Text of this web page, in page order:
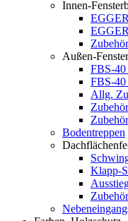
Innen-
Zubehör
Außen-
FBS-
FBS-
Allg.
Bodentreppen
Klapp-
Zubehör